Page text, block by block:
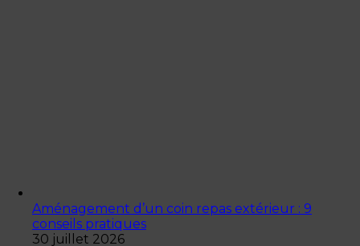
Aménagement d’un coin repas extérieur : 9
conseils pratiques
30 juillet 2026